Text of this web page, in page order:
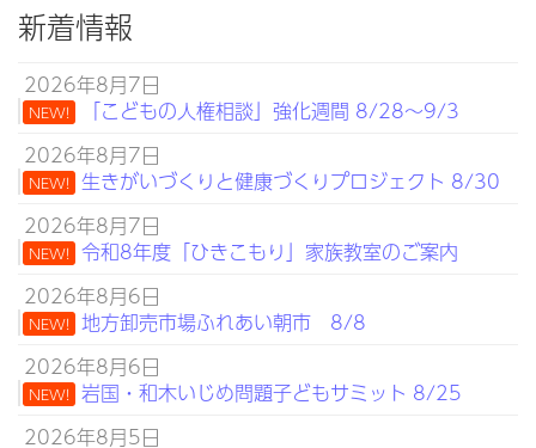
新着情報
2026年8月7日
NEW!
「こどもの人権相談」強化週間 8/28～9/3
2026年8月7日
NEW! 生きがいづくりと健康づくりプロジェクト 8/30
2026年8月7日
NEW! 令和8年度「ひきこもり」家族教室のご案内
2026年8月6日
NEW! 地方卸売市場ふれあい朝市 8/8
2026年8月6日
NEW! 岩国・和木いじめ問題子どもサミット 8/25
2026年8月5日